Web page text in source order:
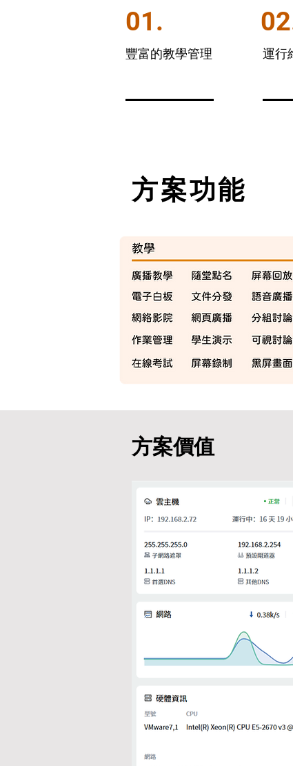
01.
豐富的教學管理 運行
方案功能
方案價值